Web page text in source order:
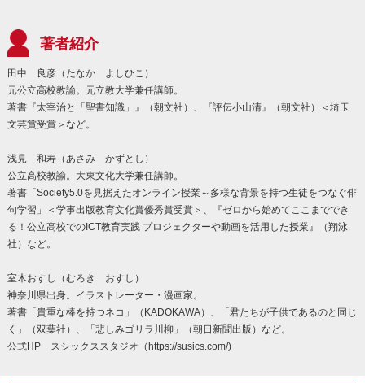
著者紹介
田中 良彦（たなか よしひこ）
元公立高校教諭。元立教大学兼任講師。
著書『太宰治と「聖書知識」』（朝文社）、『評伝小山清』（朝文社）＜埼玉
文芸賞受賞＞など。
浅見 和寿（あさみ かずとし）
公立高校教諭。大東文化大学兼任講師。
著書「Society5.0を見据えたオンライン授業～多様な背景を持つ生徒をつなぐ俳
句学習」＜学事出版教育文化賞優秀賞受賞＞、『ゼロから始めてここまででき
る！公立高校でのICT教育実践 プロジェクターや動画を活用した授業』（翔泳
社）など。
室木おすし（むろき おすし）
神奈川県出身。イラストレーター・漫画家。
著書「貴重な棒を持つネコ」（KADOKAWA）、「君たちが子供であるのと同じ
く」（双葉社）、「悲しみゴリラ川柳」（朝日新聞出版）など。
公式HP スシックススタジオ（https://susics.com/)